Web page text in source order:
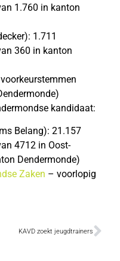
1.760 in kanton
1.711
360 in kanton
kandidaat:
Belang): 21.157
4712 in Oost-
Dendermonde)
Zaken – voorlopig
KAVD zoekt jeugdtrainers